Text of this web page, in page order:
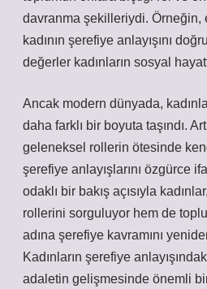
davranma şekilleriydi. Örneğin,
kadının şerefiye anlayışını
değerler kadınların sosyal
Ancak modern dünyada,
daha farklı bir boyuta taşındı.
geleneksel rollerin ötesinde
şerefiye anlayışlarını özgürce
odaklı bir bakış açısıyla
rollerini sorguluyor hem de
adına şerefiye kavramını
Kadınların şerefiye
adaletin gelişmesinde önemli